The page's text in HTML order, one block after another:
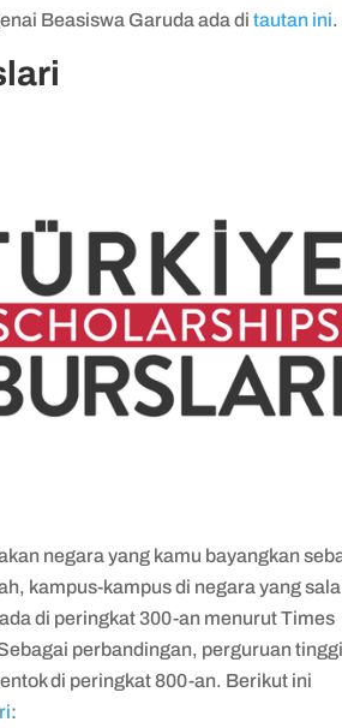
Beasiswa Garuda ada ditautan ini.
negara yang kamu bayangkan
kampus-kampus di negara yang
di peringkat 300-an menurut Times
perbandingan, perguruan
di peringkat 800-an. Berikut ini
: